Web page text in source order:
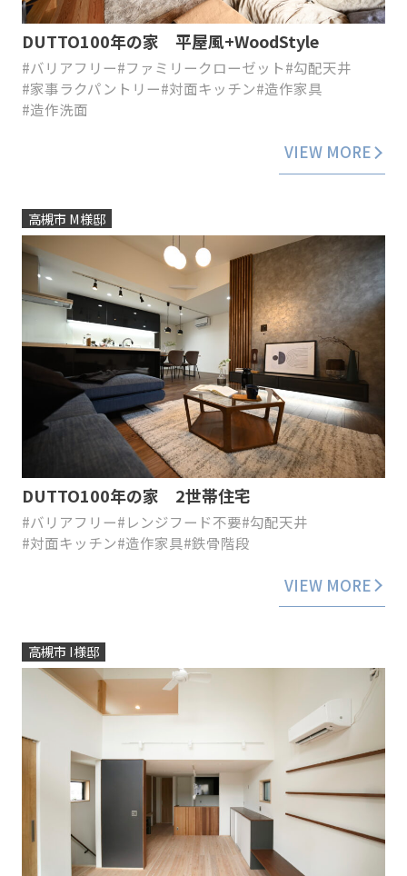
DUTTO100年の家 平屋風+WoodStyle
#バリアフリー#ファミリークローゼット#勾配天井
#家事ラクパントリー#対面キッチン#造作家具
#造作洗面
VIEW MORE
高槻市 M様邸
DUTTO100年の家 2世帯住宅
#バリアフリー#レンジフード不要#勾配天井
#対面キッチン#造作家具#鉄骨階段
VIEW MORE
高槻市 I様邸